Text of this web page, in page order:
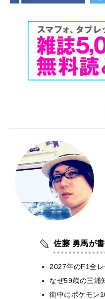
佐藤 勇馬が
2027年のF1全
なぜ59歳の三
街中にポケモン